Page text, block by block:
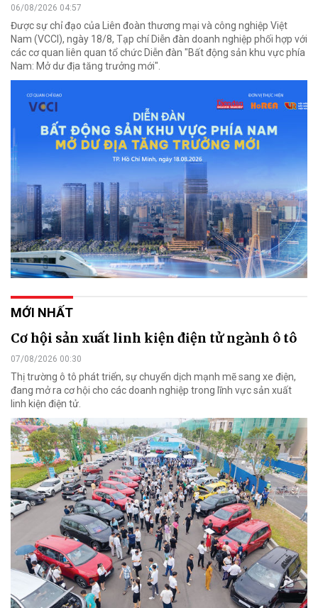
06/08/2026 04:57
Được sự chỉ đạo của Liên đoàn thương mại và công nghiệp Việt
Nam (VCCI), ngày 18/8, Tạp chí Diễn đàn doanh nghiệp phối hợp với
các cơ quan liên quan tổ chức Diễn đàn "Bất động sản khu vực phía
Nam: Mở dư địa tăng trưởng mới".
MỚI NHẤT
Cơ hội sản xuất linh kiện điện tử ngành ô tô
07/08/2026 00:30
Thị trường ô tô phát triển, sự chuyển dịch mạnh mẽ sang xe điện,
đang mở ra cơ hội cho các doanh nghiệp trong lĩnh vực sản xuất
linh kiện điện tử.